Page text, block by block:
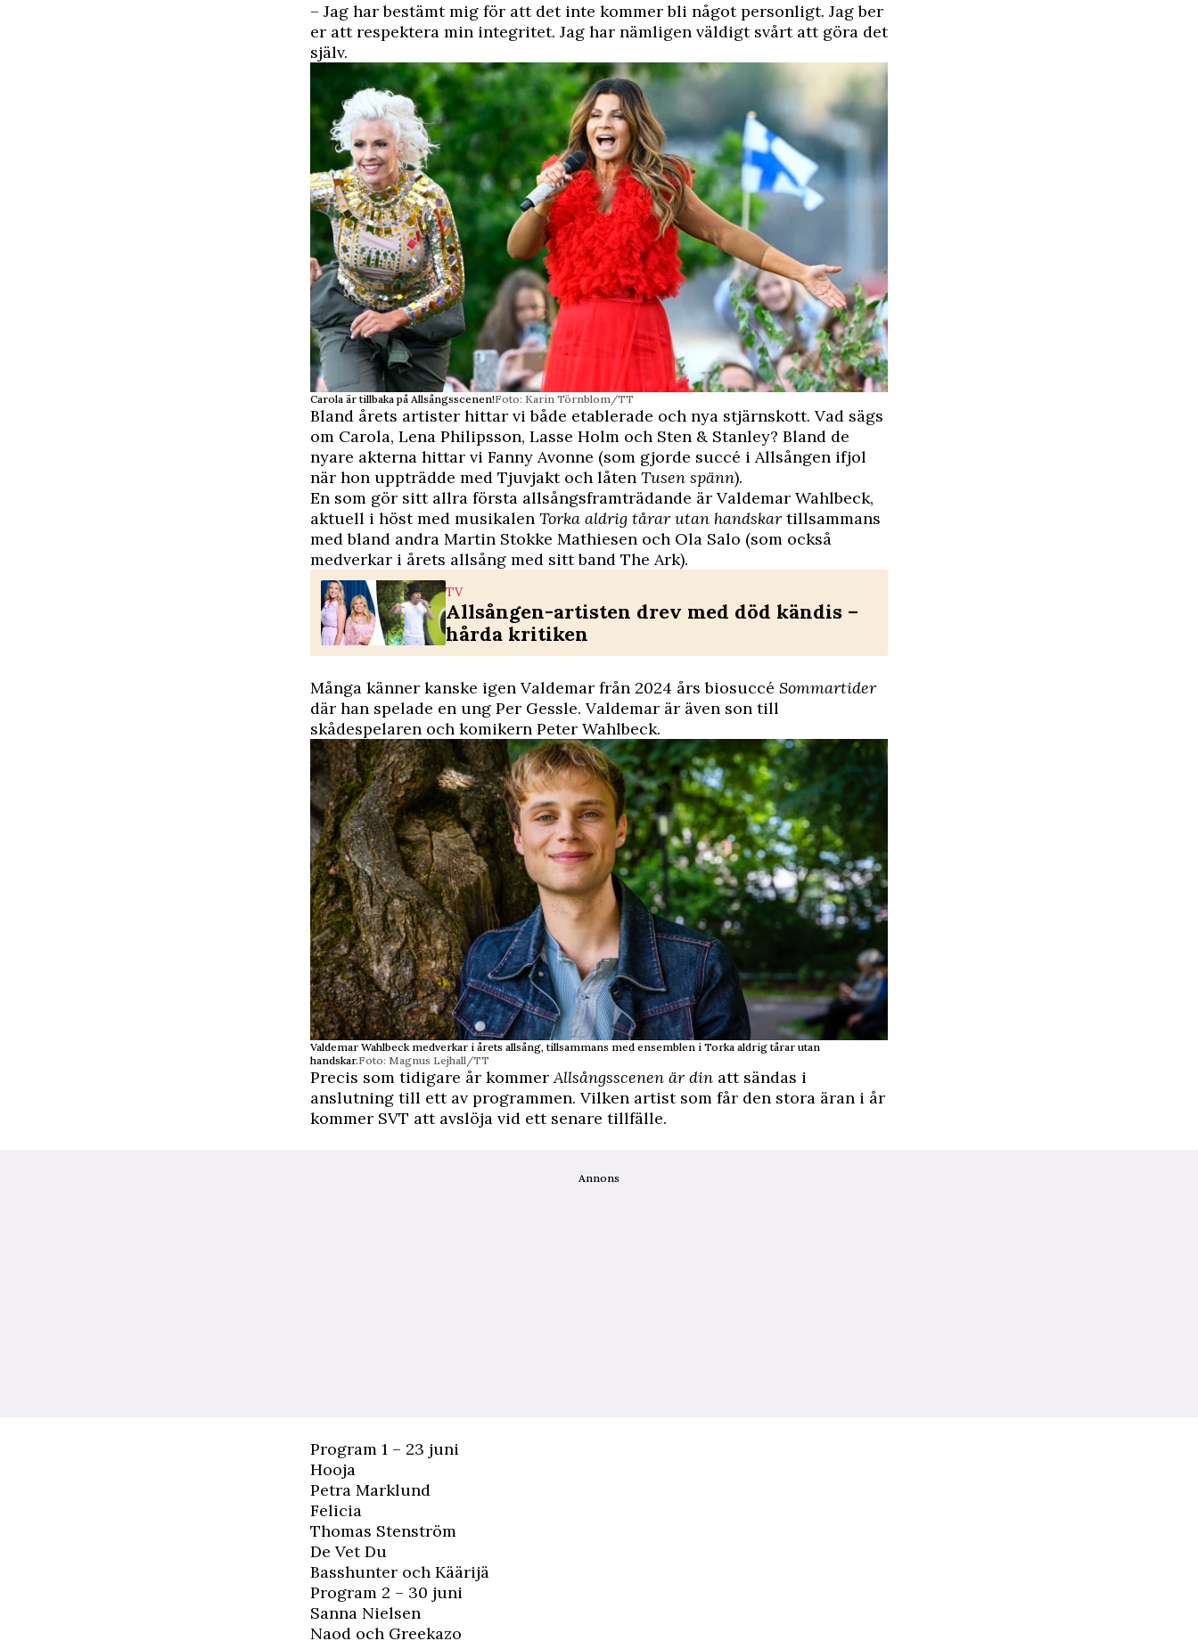
– Jag har bestämt mig för att det inte kommer bli något personligt. Jag ber
er att respektera min integritet. Jag har nämligen väldigt svårt att göra det
själv.
Carola är tillbaka på Allsångsscenen!Foto: Karin Törnblom/TT
Bland årets artister hittar vi både etablerade och nya stjärnskott. Vad sägs
om Carola, Lena Philipsson, Lasse Holm och Sten & Stanley? Bland de
nyare akterna hittar vi Fanny Avonne (som gjorde succé i Allsången ifjol
när hon uppträdde med Tjuvjakt och låten Tusen spänn).
En som gör sitt allra första allsångsframträdande är Valdemar Wahlbeck,
aktuell i höst med musikalen Torka aldrig tårar utan handskar tillsammans
med bland andra Martin Stokke Mathiesen och Ola Salo (som också
medverkar i årets allsång med sitt band The Ark).
TV
Allsången-artisten drev med död kändis –
hårda kritiken
Många känner kanske igen Valdemar från 2024 års biosuccé Sommartider
där han spelade en ung Per Gessle. Valdemar är även son till
skådespelaren och komikern Peter Wahlbeck.
Valdemar Wahlbeck medverkar i årets allsång, tillsammans med ensemblen i Torka aldrig tårar utan
handskar.Foto: Magnus Lejhall/TT
Precis som tidigare år kommerAllsångsscenen är din att sändas i
anslutning till ett av programmen. Vilken artist som får den stora äran i år
kommer SVT att avslöja vid ett senare tillfälle.
Annons
Program 1 – 23 juni
Hooja
Petra Marklund
Felicia
Thomas Stenström
De Vet Du
Basshunter och Käärijä
Program 2 – 30 juni
Sanna Nielsen
Naod och Greekazo